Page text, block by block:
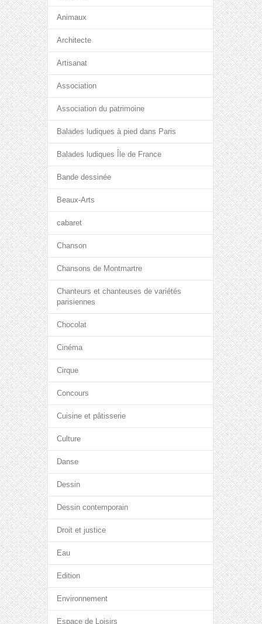
Animaux
Architecte
Artisanat
Association
Association du patrimoine
Balades ludiques à pied dans Paris
Balades ludiques Île de France
Bande dessinée
Beaux-Arts
cabaret
Chanson
Chansons de Montmartre
Chanteurs et chanteuses de variétés
parisiennes
Chocolat
Cinéma
Cirque
Concours
Cuisine et pâtisserie
Culture
Danse
Dessin
Dessin contemporain
Droit et justice
Eau
Edition
Environnement
Espace de Loisirs